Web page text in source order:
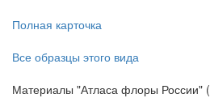
Полная карточка
Все образцы этого вида
Материалы "Атласа флоры России" (